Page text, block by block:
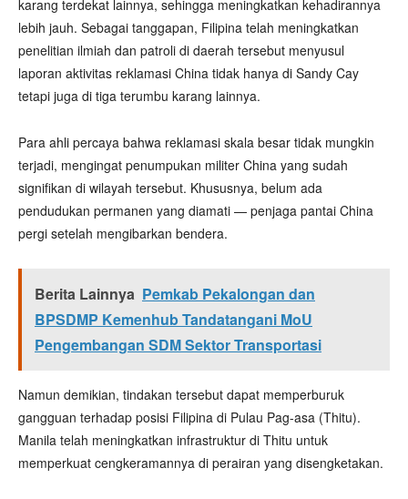
karang terdekat lainnya, sehingga meningkatkan kehadirannya
lebih jauh. Sebagai tanggapan, Filipina telah meningkatkan
penelitian ilmiah dan patroli di daerah tersebut menyusul
laporan aktivitas reklamasi China tidak hanya di Sandy Cay
tetapi juga di tiga terumbu karang lainnya.
Para ahli percaya bahwa reklamasi skala besar tidak mungkin
terjadi, mengingat penumpukan militer China yang sudah
signifikan di wilayah tersebut. Khususnya, belum ada
pendudukan permanen yang diamati — penjaga pantai China
pergi setelah mengibarkan bendera.
Berita Lainnya Pemkab Pekalongan dan
BPSDMP Kemenhub Tandatangani MoU
Pengembangan SDM Sektor Transportasi
Namun demikian, tindakan tersebut dapat memperburuk
gangguan terhadap posisi Filipina di Pulau Pag-asa (Thitu).
Manila telah meningkatkan infrastruktur di Thitu untuk
memperkuat cengkeramannya di perairan yang disengketakan.